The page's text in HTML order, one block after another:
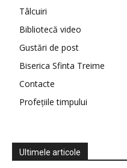
Tâlcuiri
Bibliotecă video
Gustări de post
Biserica Sfinta Treime
Contacte
Profețiile timpului
Ultimele articole